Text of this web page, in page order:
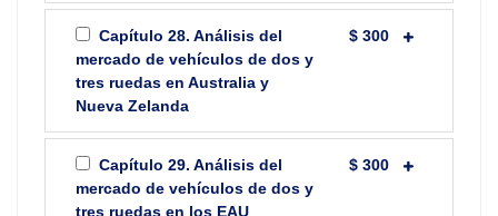
Capítulo 28. Análisis del
mercado de vehículos de dos y
tres ruedas en Australia y
Nueva Zelanda
$ 300
Capítulo 29. Análisis del
mercado de vehículos de dos y
tres ruedas en los EAU
$ 300